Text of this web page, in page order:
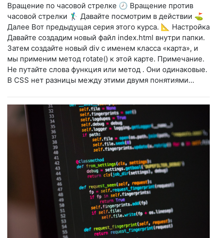
Вращение по часовой стрелке 🕗 Вращение против
часовой стрелки 🏌️‍♂️ Давайте посмотрим в действии ⛳
Далее Вот предыдущая серия этого курса. 📐 Настройка
Давайте создадим новый файл index.html внутри папки.
Затем создайте новый div с именем класса «карта», и
мы применим метод rotate() к этой карте. Примечание.
Не путайте слова функция или метод . Они одинаковые.
В CSS нет разницы между этими двумя понятиями...